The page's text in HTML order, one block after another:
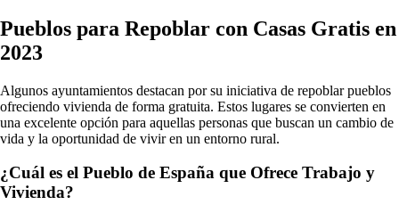
Pueblos para Repoblar con Casas Gratis en
2023
Algunos ayuntamientos destacan por su iniciativa de repoblar pueblos
ofreciendo vivienda de forma gratuita. Estos lugares se convierten en
una excelente opción para aquellas personas que buscan un cambio de
vida y la oportunidad de vivir en un entorno rural.
¿Cuál es el Pueblo de España que Ofrece Trabajo y
Vivienda?